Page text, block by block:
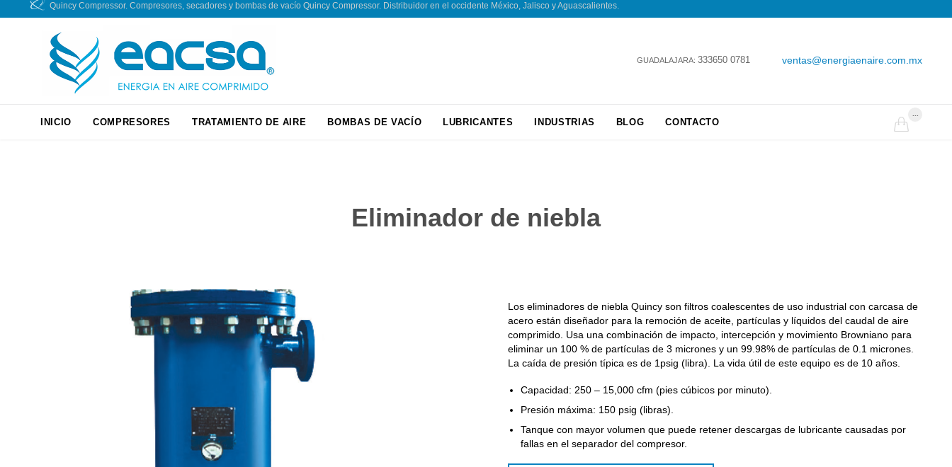
Quincy Compressor. Compresores, secadores y bombas de vacío Quincy Compressor. Distribuidor en el occidente México, Jalisco y Aguascalientes.
GUADALAJARA: 333650 0781 ventas@energiaenaire.com.mx
to
INICIO COMPRESORES TRATAMIENTO DE AIRE BOMBAS DE VACÍO LUBRICANTES INDUSTRIAS BLOG CONTACTO 
Eliminador de niebla
Los eliminadores de niebla Quincy son filtros coalescentes de uso industrial con carcasa de
acero están diseñador para la remoción de aceite, partículas y líquidos del caudal de aire
comprimido. Usa una combinación de impacto, intercepción y movimiento Browniano para
eliminar un 100 % de partículas de 3 micrones y un 99.98% de partículas de 0.1 micrones.
La caída de presión típica es de 1psig (libra). La vida útil de este equipo es de 10 años.
Capacidad: 250 – 15,000 cfm (pies cúbicos por minuto).
Presión máxima: 150 psig (libras).
Tanque con mayor volumen que puede retener descargas de lubricante causadas por
fallas en el separador del compresor.